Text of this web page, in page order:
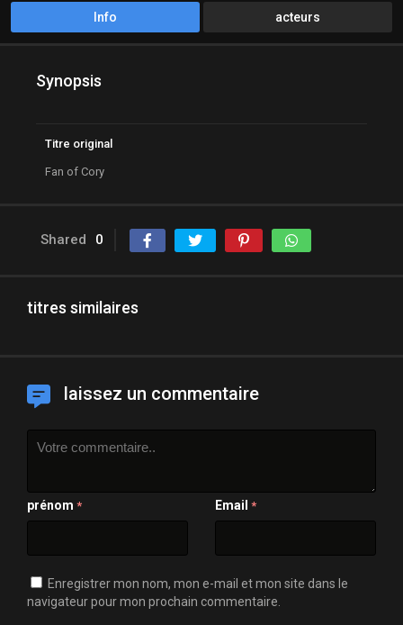
Info acteurs
Synopsis
Titre original
Fan of Cory
Shared 0
titres similaires
laissez un commentaire
prénom * Email *
Enregistrer mon nom, mon e-mail et mon site dans le
navigateur pour mon prochain commentaire.